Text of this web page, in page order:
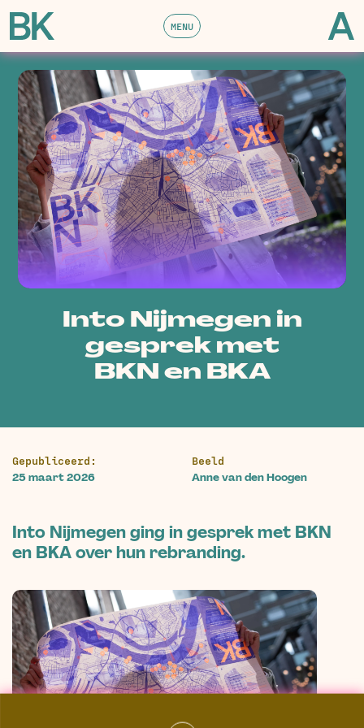
MENU
Into Nijmegen in
gesprek met
BKN en BKA
Gepubliceerd:
25 maart 2026
Beeld
Anne van den Hoogen
Into Nijmegen ging in gesprek met BKN
en BKA over hun rebranding.